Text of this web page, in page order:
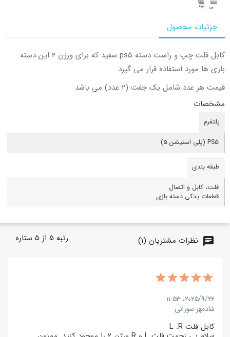
جزئیات محصول
کابل فلت چپ و راست دسته ps5 سفید که برای ورژن 2 این دسته
بازی ها مورد استفاده قرار می گیرد
قیمت هر عدد شامل یک جفت (2 عدد) می باشد
مشخصات
پلتفرم
PS5 (پلی استیشن 5)
طبقه بندی
فلت، کابل و اتصال
قطعات یدکی دسته بازی
chat نظرات مشتریان (1) رتبه 5 از 5 ستاره
۲۰۲۵/۹/۲۶،‏ ۱۱:۵۳
شادمهر سورانی
کابل فلت L .R